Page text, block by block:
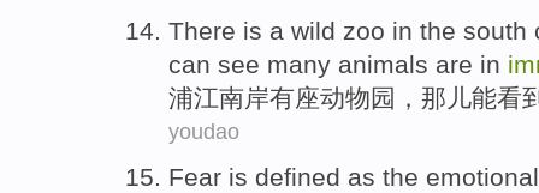
There is a wild zoo in the south
can see many animals are in
浦江南岸有座动物园 ， 那儿能看
youdao
Fear is defined as the emotional